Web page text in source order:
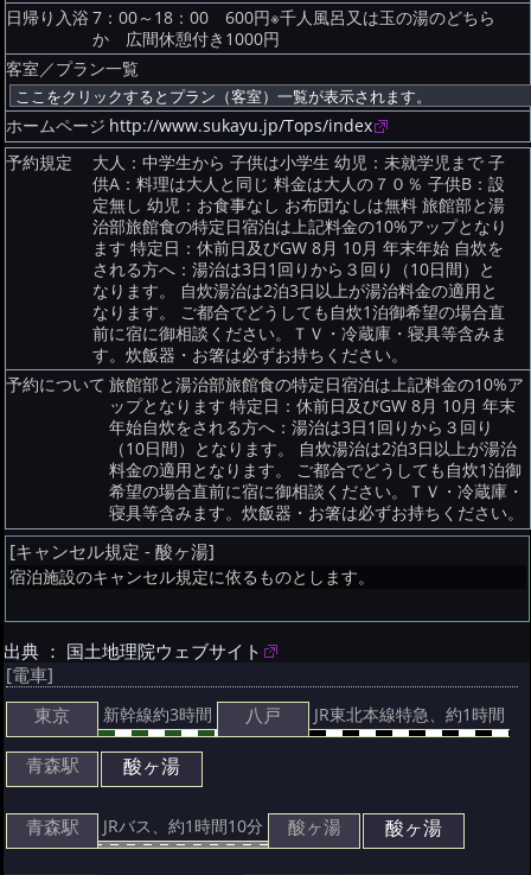
日帰り入浴 7：00～18：00 600円※千人風呂又は玉の湯のどちら
か 広間休憩付き1000円
客室／プラン一覧
ホームページ http://www.sukayu.jp/Tops/index
予約規定
大人：中学生から 子供は小学生 幼児：未就学児まで 子
供A：料理は大人と同じ 料金は大人の７０％ 子供B：設
定無し 幼児：お食事なし お布団なしは無料 旅館部と湯
治部旅館食の特定日宿泊は上記料金の10%アップとなり
ます 特定日：休前日及びGW 8月 10月 年末年始 自炊を
される方へ：湯治は3日1回りから３回り（10日間）と
なります。 自炊湯治は2泊3日以上が湯治料金の適用と
なります。 ご都合でどうしても自炊1泊御希望の場合直
前に宿に御相談ください。ＴＶ・冷蔵庫・寝具等含みま
す。炊飯器・お箸は必ずお持ちください。
予約について 旅館部と湯治部旅館食の特定日宿泊は上記料金の10%ア
ップとなります 特定日：休前日及びGW 8月 10月 年末
年始自炊をされる方へ：湯治は3日1回りから３回り
（10日間）となります。 自炊湯治は2泊3日以上が湯治
料金の適用となります。 ご都合でどうしても自炊1泊御
希望の場合直前に宿に御相談ください。ＴＶ・冷蔵庫・
寝具等含みます。炊飯器・お箸は必ずお持ちください。
[キャンセル規定 - 酸ヶ湯]
宿泊施設のキャンセル規定に依るものとします。
出典 ： 国土地理院ウェブサイト
[電車]
東京
新幹線約3時間 八戸 JR東北本線特急、約1時間
青森駅 酸ヶ湯
青森駅 JRバス、約1時間10分 酸ヶ湯 酸ヶ湯